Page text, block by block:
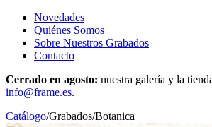
Novedades
Quiénes Somos
Sobre Nuestros Grabados
Contacto
Cerrado en agosto: nuestra galería y la
info@frame.es.
Catálogo/Grabados/Botanica